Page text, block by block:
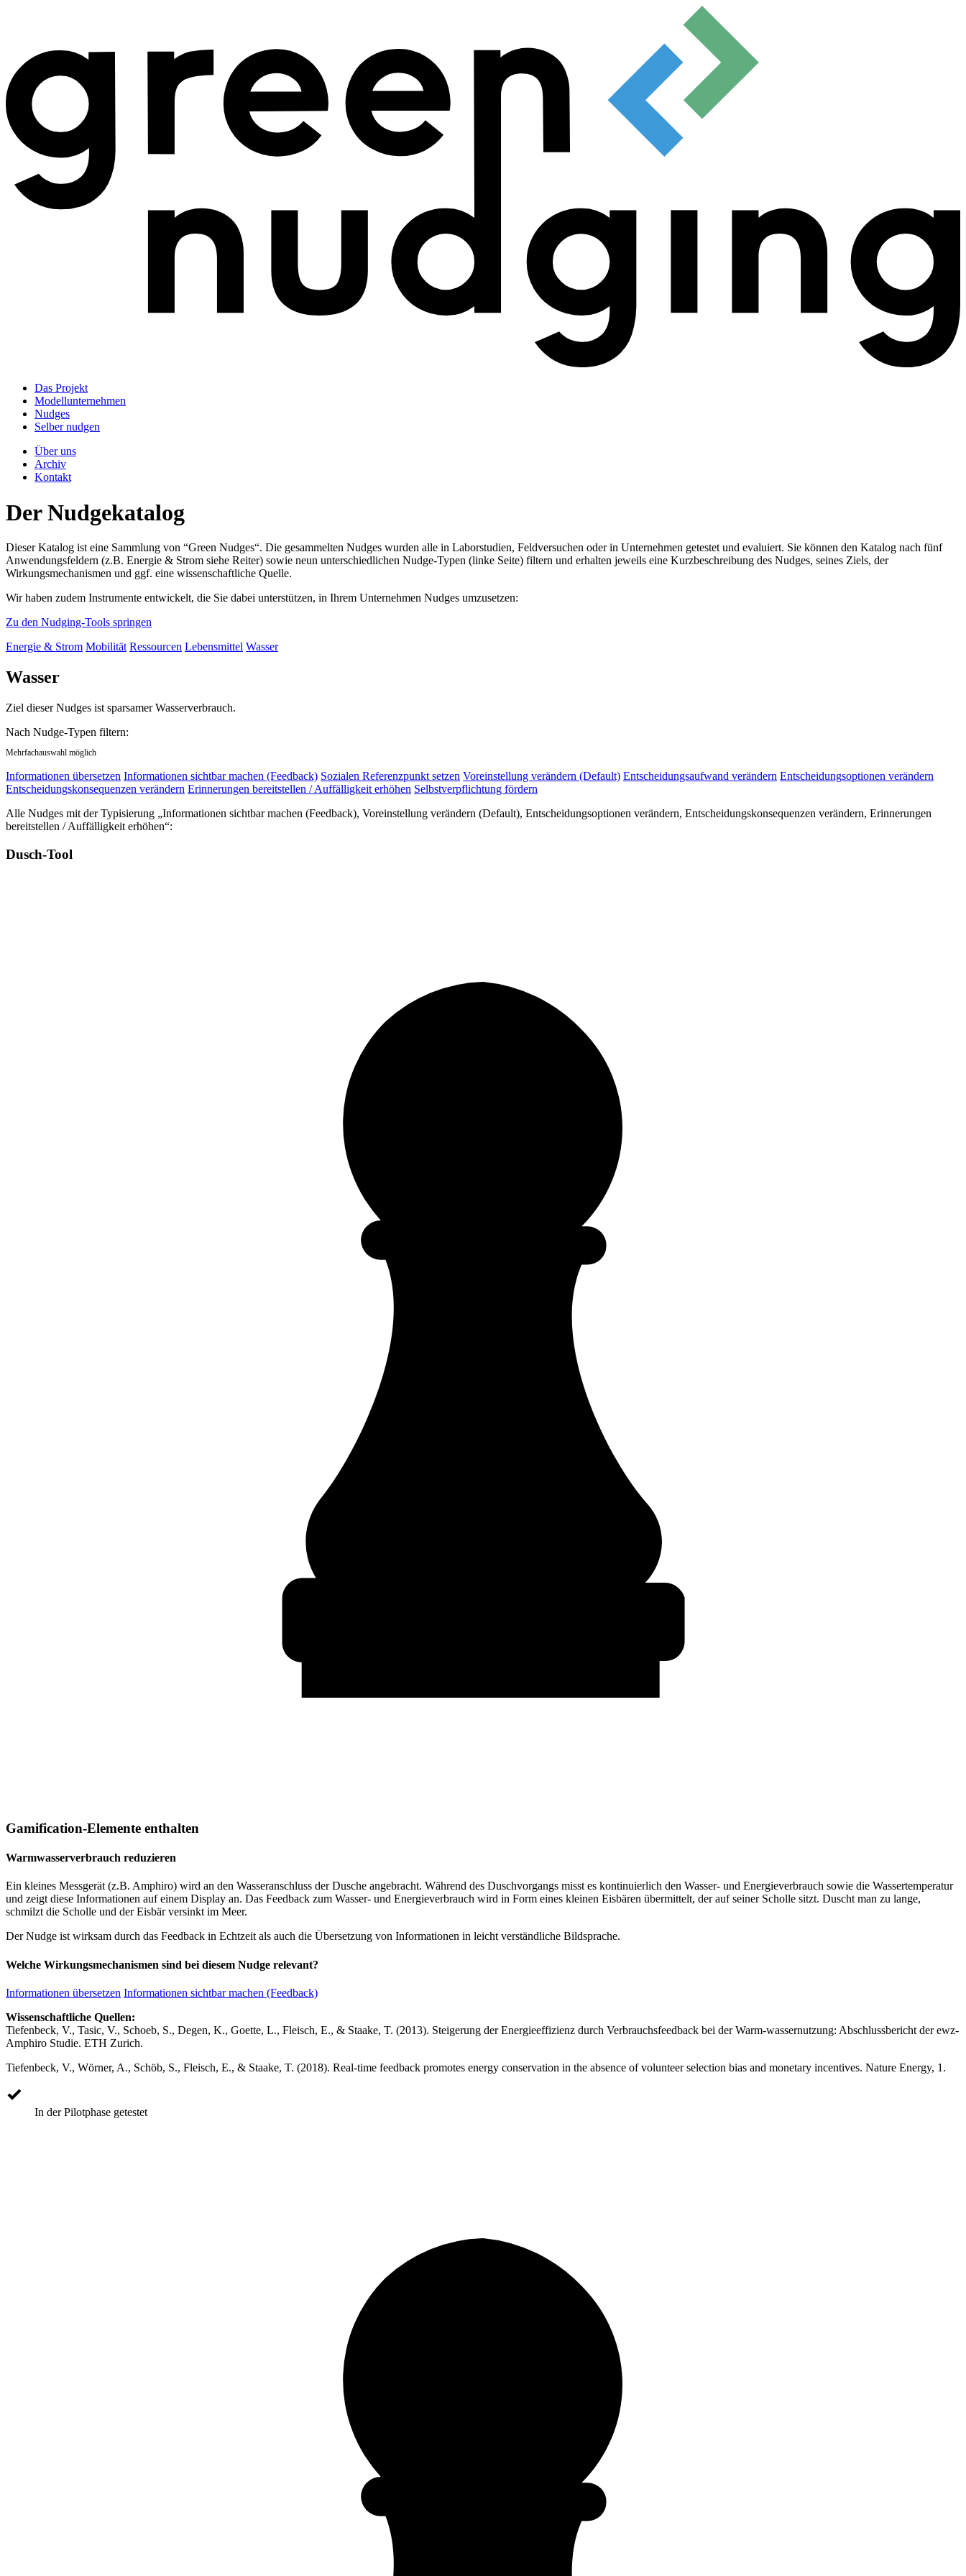
Das Projekt
Modellunternehmen
Nudges
Selber nudgen
Über uns
Archiv
Kontakt
Der Nudgekatalog
Dieser Katalog ist eine Sammlung von “Green Nudges“. Die gesammelten Nudges wurden alle in Laborstudien, Feldversuchen oder in Unternehmen getestet und evaluiert. Sie können den Katalog nach fünf
Anwendungsfeldern (z.B. Energie & Strom siehe Reiter) sowie neun unterschiedlichen Nudge-Typen (linke Seite) filtern und erhalten jeweils eine Kurzbeschreibung des Nudges, seines Ziels, der
Wirkungsmechanismen und ggf. eine wissenschaftliche Quelle.
Wir haben zudem Instrumente entwickelt, die Sie dabei unterstützen, in Ihrem Unternehmen Nudges umzusetzen:
Zu den Nudging-Tools springen
Energie & Strom Mobilität Ressourcen Lebensmittel Wasser
Wasser
Ziel dieser Nudges ist sparsamer Wasserverbrauch.
Nach Nudge-Typen filtern:
Mehrfachauswahl möglich
Informationen übersetzen Informationen sichtbar machen (Feedback) Sozialen Referenzpunkt setzen Voreinstellung verändern (Default) Entscheidungsaufwand verändern Entscheidungsoptionen verändern
Entscheidungskonsequenzen verändern Erinnerungen bereitstellen / Auffälligkeit erhöhen Selbstverpflichtung fördern
Alle Nudges mit der Typisierung „Informationen sichtbar machen (Feedback), Voreinstellung verändern (Default), Entscheidungsoptionen verändern, Entscheidungskonsequenzen verändern, Erinnerungen
bereitstellen / Auffälligkeit erhöhen“:
Dusch-Tool
Gamification-Elemente enthalten
Warmwasserverbrauch reduzieren
Ein kleines Messgerät (z.B. Amphiro) wird an den Wasseranschluss der Dusche angebracht. Während des Duschvorgangs misst es kontinuierlich den Wasser- und Energieverbrauch sowie die Wassertemperatur
und zeigt diese Informationen auf einem Display an. Das Feedback zum Wasser- und Energieverbrauch wird in Form eines kleinen Eisbären übermittelt, der auf seiner Scholle sitzt. Duscht man zu lange,
schmilzt die Scholle und der Eisbär versinkt im Meer.
Der Nudge ist wirksam durch das Feedback in Echtzeit als auch die Übersetzung von Informationen in leicht verständliche Bildsprache.
Welche Wirkungsmechanismen sind bei diesem Nudge relevant?
Informationen übersetzen Informationen sichtbar machen (Feedback)
Wissenschaftliche Quellen:
Tiefenbeck, V., Tasic, V., Schoeb, S., Degen, K., Goette, L., Fleisch, E., & Staake, T. (2013). Steigerung der Energieeffizienz durch Verbrauchsfeedback bei der Warm-wassernutzung: Abschlussbericht der ewz-
Amphiro Studie. ETH Zurich.
Tiefenbeck, V., Wörner, A., Schöb, S., Fleisch, E., & Staake, T. (2018). Real-time feedback promotes energy conservation in the absence of volunteer selection bias and monetary incentives. Nature Energy, 1.
In der Pilotphase getestet